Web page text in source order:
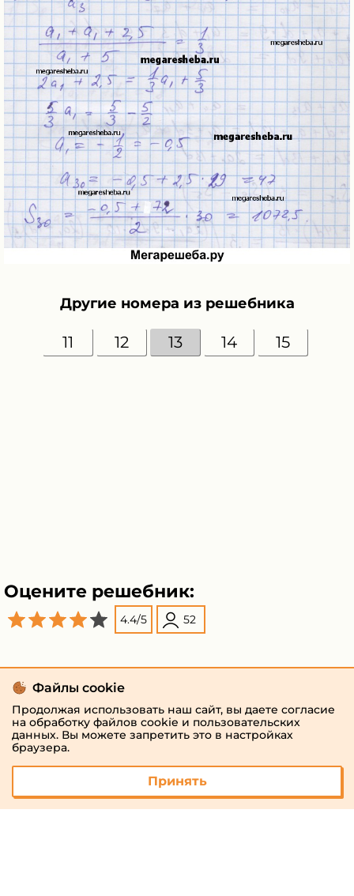
Другие номера из решебника
11 12 13 14 15
Оцените решебник:
4.4/5 52
Файлы cookie
Продолжая использовать наш сайт, вы даете согласие
на обработку файлов cookie и пользовательских
данных. Вы можете запретить это в настройках
браузера.
Принять